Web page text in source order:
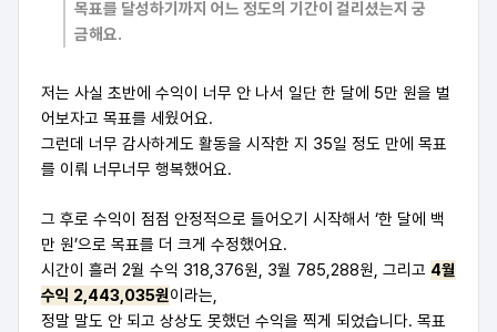
목표를 달성하기까지 어느 정도의 기간이 걸리셨는지 궁
금해요.
저는 사실 초반에 수익이 너무 안 나서 일단 한 달에 5만 원을 벌
어보자고 목표를 세웠어요.
그런데 너무 감사하게도 활동을 시작한 지 35일 정도 만에 목표
를 이뤄 너무너무 행복했어요.
그 후로 수익이 점점 안정적으로 들어오기 시작해서 ‘한 달에 백
만 원’으로 목표를 더 크게 수정했어요.
시간이 흘러 2월 수익 318,376원, 3월 785,288원, 그리고 4월
수익 2,443,035원이라는,
정말 말도 안 되고 상상도 못했던 수익을 찍게 되었습니다. 목표